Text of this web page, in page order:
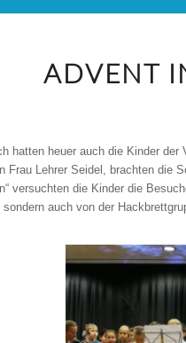
ADVENT
hatten heuer auch die Kinder
Frau Lehrer Seidel, brachten die
versuchten die Kinder die
sondern auch von der